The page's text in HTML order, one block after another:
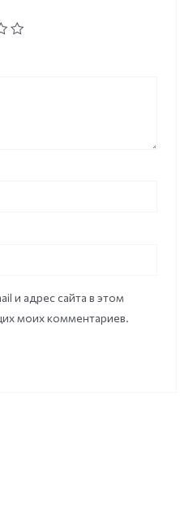
и адрес сайта в этом
моих комментариев.